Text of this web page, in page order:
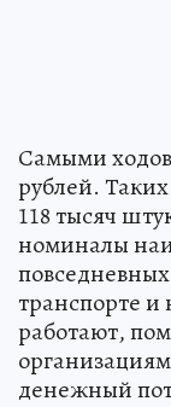
Самыми
рублей.
118 тысяч
номиналы
транспорте и
работают,
денежный